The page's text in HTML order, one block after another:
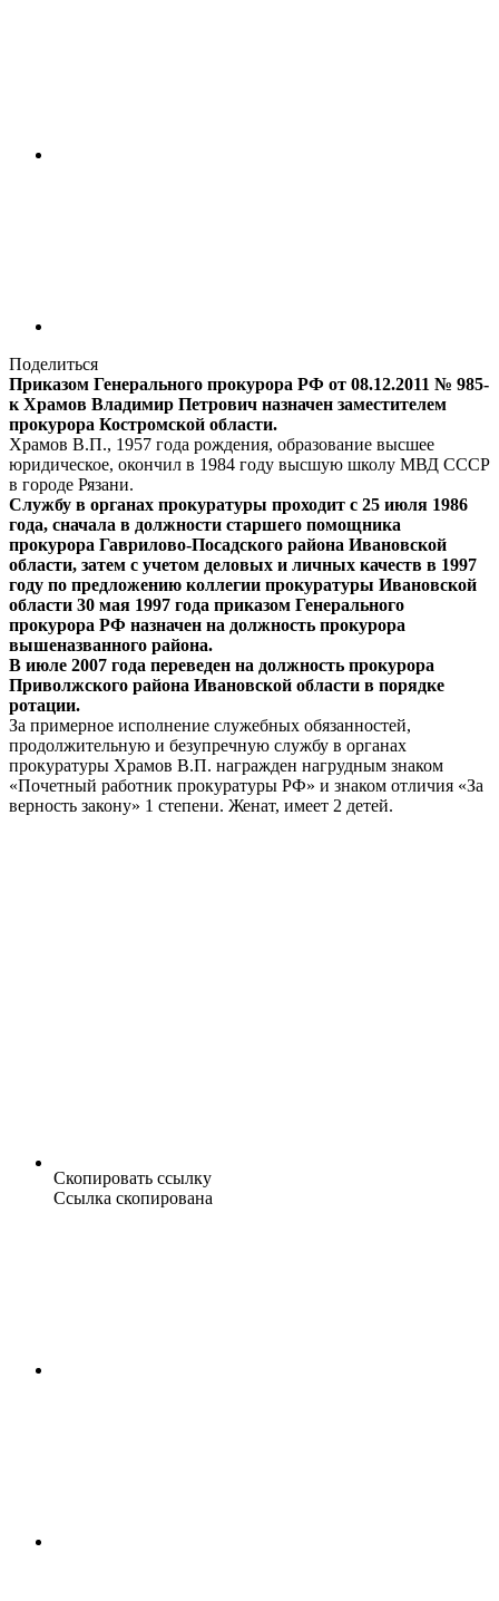
Поделиться
Приказом Генерального прокурора РФ от 08.12.2011 № 985-
к Храмов Владимир Петрович назначен заместителем
прокурора Костромской области.
Храмов В.П., 1957 года рождения, образование высшее
юридическое, окончил в 1984 году высшую школу МВД СССР
в городе Рязани.
Службу в органах прокуратуры проходит с 25 июля 1986
года, сначала в должности старшего помощника
прокурора Гаврилово-Посадского района Ивановской
области, затем с учетом деловых и личных качеств в 1997
году по предложению коллегии прокуратуры Ивановской
области 30 мая 1997 года приказом Генерального
прокурора РФ назначен на должность прокурора
вышеназванного района.
В июле 2007 года переведен на должность прокурора
Приволжского района Ивановской области в порядке
ротации.
За примерное исполнение служебных обязанностей,
продолжительную и безупречную службу в органах
прокуратуры Храмов В.П. награжден нагрудным знаком
«Почетный работник прокуратуры РФ» и знаком отличия «За
верность закону» 1 степени. Женат, имеет 2 детей.
Скопировать ссылку
Ссылка скопирована